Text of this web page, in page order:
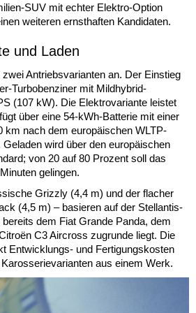
SUV mit echter Elektro-Option
weiteren ernsthaften Kandidaten.
und Laden
Antriebsvarianten an. Der Einstieg
Turbobenziner mit Mildhybrid-
(107 kW). Die Elektrovariante leistet
über eine 54-kWh-Batterie mit einer
km nach dem europäischen WLTP-
wird über den europäischen
von 20 auf 80 Prozent soll das
gelingen.
Grizzly (4,4 m) und der flacher
(4,5 m) – basieren auf der Stellantis-
dem Fiat Grande Panda, dem
C3 Aircross zugrunde liegt. Die
Entwicklungs- und Fertigungskosten
aus einem Werk.